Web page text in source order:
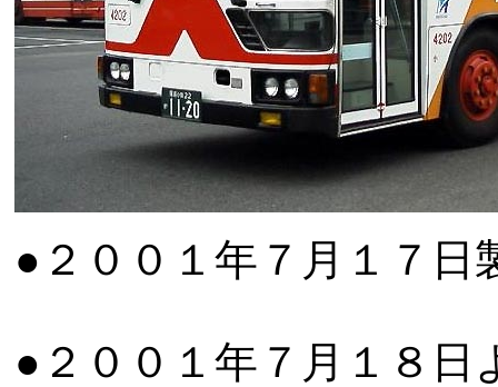
●２００１年７月１７日
●２００１年７月１８